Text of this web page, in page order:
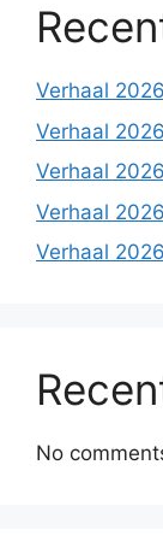
Verhaal
Verhaal
Verhaal
Verhaal
Verhaal 2026
No